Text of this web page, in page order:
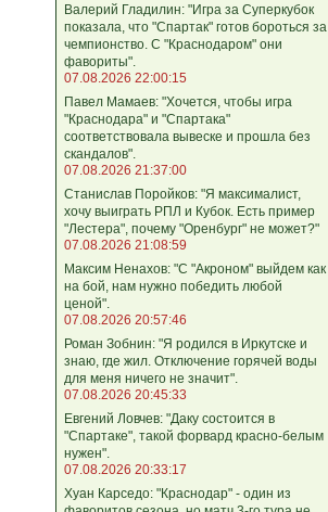
Валерий Гладилин: "Игра за Суперкубок
показала, что "Спартак" готов бороться за
чемпионство. С "Краснодаром" они
фавориты".
07.08.2026 22:00:15
Павел Мамаев: "Хочется, чтобы игра
"Краснодара" и "Спартака"
соответствовала вывеске и прошла без
скандалов".
07.08.2026 21:37:00
Станислав Поройков: "Я максималист,
хочу выиграть РПЛ и Кубок. Есть пример
"Лестера", почему "Оренбург" не может?"
07.08.2026 21:08:59
Максим Ненахов: "С "Акроном" выйдем как
на бой, нам нужно победить любой
ценой".
07.08.2026 20:57:46
Роман Зобнин: "Я родился в Иркутске и
знаю, где жил. Отключение горячей воды
для меня ничего не значит".
07.08.2026 20:45:33
Евгений Ловчев: "Даку состоится в
"Спартаке", такой форвард красно-белым
нужен".
07.08.2026 20:33:17
Хуан Карседо: "Краснодар" - один из